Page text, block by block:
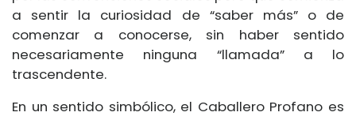
a sentir la curiosidad de “saber más” o de
comenzar a conocerse, sin haber sentido
necesariamente ninguna “llamada” a lo
trascendente.
En un sentido simbólico, el Caballero Profano es